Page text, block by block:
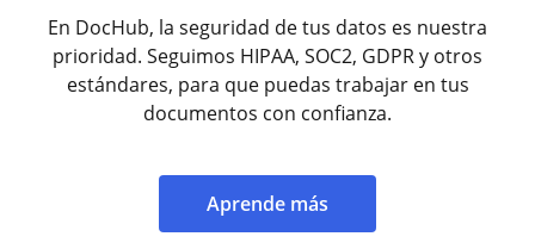
En DocHub, la seguridad de tus datos es nuestra
prioridad. Seguimos HIPAA, SOC2, GDPR y otros
estándares, para que puedas trabajar en tus
documentos con confianza.
Aprende más